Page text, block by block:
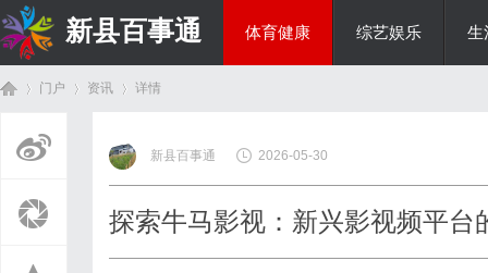
新县百事通 体育健康 综艺娱乐 生
门户 资讯
›
详情
新县百事通 2026-05-30
探索牛马影视：新兴影视频平台